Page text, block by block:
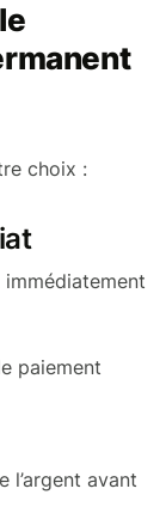
choix :
immédiatement
paiement
l’argent avant